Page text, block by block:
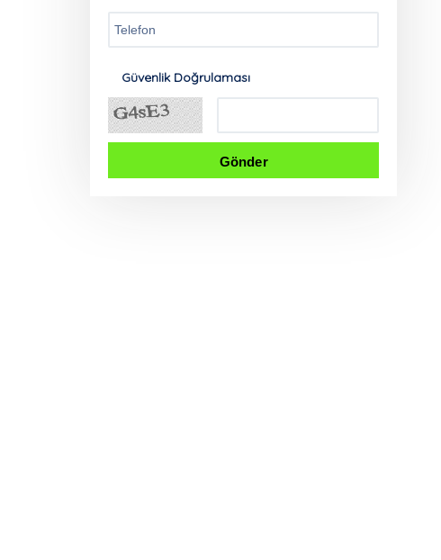
Güvenlik Doğrulaması
Gönder